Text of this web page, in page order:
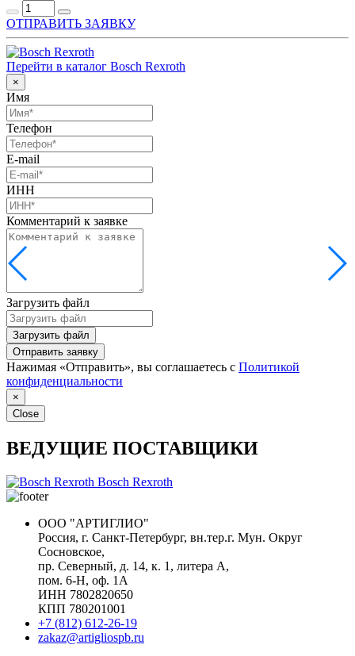
ОТПРАВИТЬ ЗАЯВКУ
Перейти в каталог Bosch Rexroth
×
Имя
Телефон
E-mail
ИНН
Комментарий к заявке
Загрузить файл
Загрузить файл
Отправить заявку
Нажимая «Отправить», вы соглашаетесь с Политикой
конфиденциальности
×
Close
ВЕДУЩИЕ ПОСТАВЩИКИ
Bosch Rexroth
ООО "АРТИГЛИО"
Россия, г. Санкт-Петербург, вн.тер.г. Мун. Округ
Сосновское,
пр. Северный, д. 14, к. 1, литера А,
пом. 6-Н, оф. 1А
ИНН 7802820650
КПП 780201001
+7 (812) 612-26-19
zakaz@artigliospb.ru